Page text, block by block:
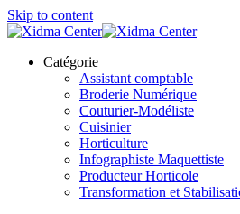
Skip to content
Catégorie
Assistant comptable
Broderie Numérique
Couturier-Modéliste
Cuisinier
Horticulture
Infographiste Maquettiste
Producteur Horticole
Transformation et